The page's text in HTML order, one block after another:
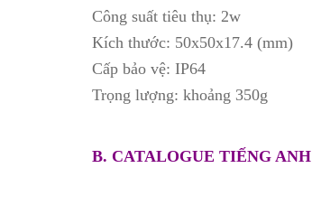
Công suất tiêu thụ: 2w
Kích thước: 50x50x17.4 (mm)
Cấp bảo vệ: IP64
Trọng lượng: khoảng 350g
B. CATALOGUE TIẾNG ANH